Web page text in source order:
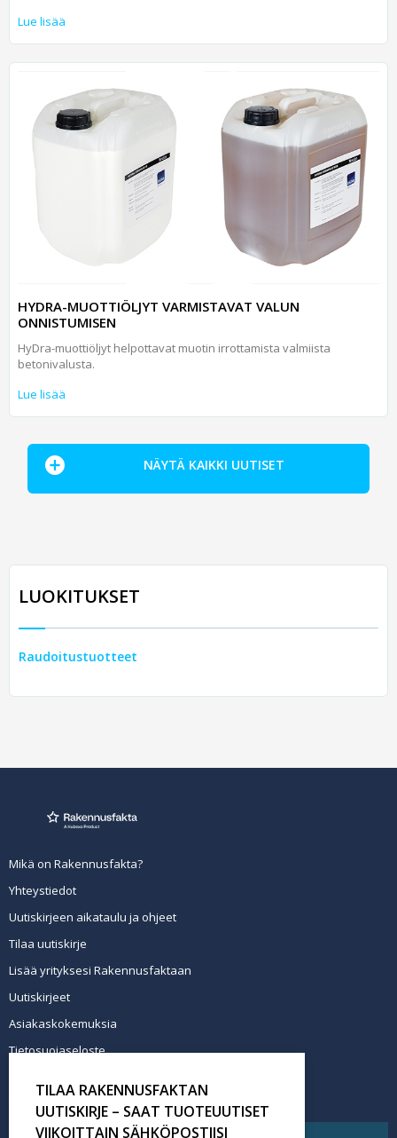
Lue lisää
HYDRA-MUOTTIÖLJYT VARMISTAVAT VALUN
ONNISTUMISEN
HyDra-muottiöljyt helpottavat muotin irrottamista valmiista
betonivalusta.
Lue lisää
NÄYTÄ KAIKKI UUTISET
LUOKITUKSET
Raudoitustuotteet
Mikä on Rakennusfakta?
Yhteystiedot
Uutiskirjeen aikataulu ja ohjeet
Tilaa uutiskirje
Lisää yrityksesi Rakennusfaktaan
Uutiskirjeet
Asiakaskokemuksia
Tietosuojaseloste
Tilaa uutiskirje
TILAA RAKENNUSFAKTAN
UUTISKIRJE – SAAT TUOTEUUTISET
VIIKOITTAIN SÄHKÖPOSTIISI